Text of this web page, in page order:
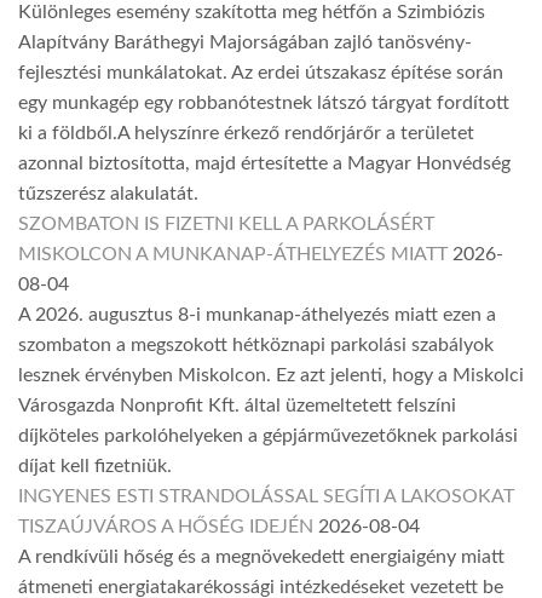
Különleges esemény szakította meg hétfőn a Szimbiózis
Alapítvány Baráthegyi Majorságában zajló tanösvény-
fejlesztési munkálatokat. Az erdei útszakasz építése során
egy munkagép egy robbanótestnek látszó tárgyat fordított
ki a földből.A helyszínre érkező rendőrjárőr a területet
azonnal biztosította, majd értesítette a Magyar Honvédség
tűzszerész alakulatát.
SZOMBATON IS FIZETNI KELL A PARKOLÁSÉRT
MISKOLCON A MUNKANAP-ÁTHELYEZÉS MIATT 2026-
08-04
A 2026. augusztus 8-i munkanap-áthelyezés miatt ezen a
szombaton a megszokott hétköznapi parkolási szabályok
lesznek érvényben Miskolcon. Ez azt jelenti, hogy a Miskolci
Városgazda Nonprofit Kft. által üzemeltetett felszíni
díjköteles parkolóhelyeken a gépjárművezetőknek parkolási
díjat kell fizetniük.
INGYENES ESTI STRANDOLÁSSAL SEGÍTI A LAKOSOKAT
TISZAÚJVÁROS A HŐSÉG IDEJÉN 2026-08-04
A rendkívüli hőség és a megnövekedett energiaigény miatt
átmeneti energiatakarékossági intézkedéseket vezetett be